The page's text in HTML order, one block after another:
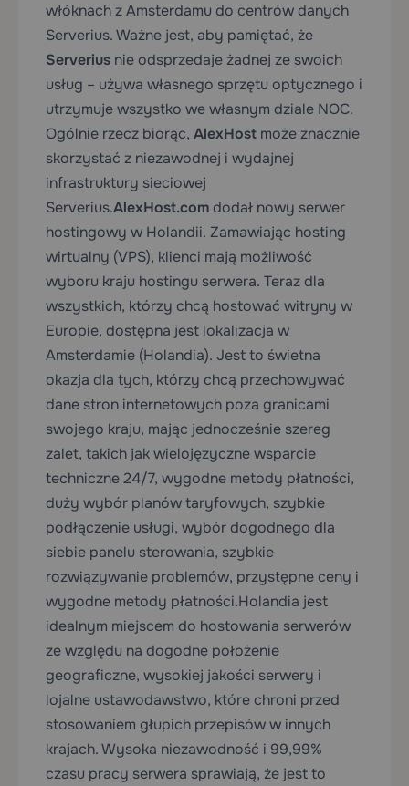
włóknach z Amsterdamu do centrów danych
Serverius. Ważne jest, aby pamiętać, że
Serverius nie odsprzedaje żadnej ze swoich
usług – używa własnego sprzętu optycznego i
utrzymuje wszystko we własnym dziale NOC.
Ogólnie rzecz biorąc, AlexHost może znacznie
skorzystać z niezawodnej i wydajnej
infrastruktury sieciowej
Serverius.AlexHost.com dodał nowy serwer
hostingowy w Holandii. Zamawiając hosting
wirtualny (VPS), klienci mają możliwość
wyboru kraju hostingu serwera. Teraz dla
wszystkich, którzy chcą hostować witryny w
Europie, dostępna jest lokalizacja w
Amsterdamie (Holandia). Jest to świetna
okazja dla tych, którzy chcą przechowywać
dane stron internetowych poza granicami
swojego kraju, mając jednocześnie szereg
zalet, takich jak wielojęzyczne wsparcie
techniczne 24/7, wygodne metody płatności,
duży wybór planów taryfowych, szybkie
podłączenie usługi, wybór dogodnego dla
siebie panelu sterowania, szybkie
rozwiązywanie problemów, przystępne ceny i
wygodne metody płatności.Holandia jest
idealnym miejscem do hostowania serwerów
ze względu na dogodne położenie
geograficzne, wysokiej jakości serwery i
lojalne ustawodawstwo, które chroni przed
stosowaniem głupich przepisów w innych
krajach. Wysoka niezawodność i 99,99%
czasu pracy serwera sprawiają, że jest to